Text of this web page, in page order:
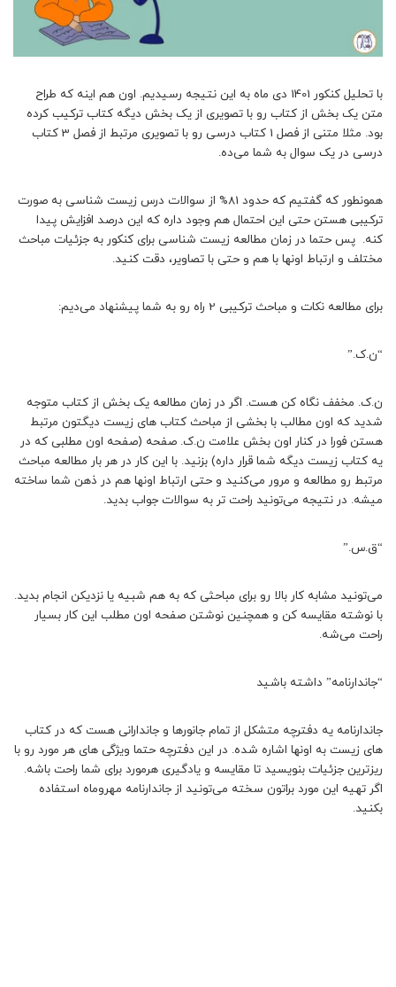
با تحلیل کنکور 1401 دی ماه به این نتیجه رسیدیم. اون هم اینه که طراح
متن یک بخش از کتاب رو با تصویری از یک بخش دیگه کتاب ترکیب کرده
بود. مثلا متنی از فصل 1 کتاب درسی رو با تصویری مرتبط از فصل 3 کتاب
درسی در یک سوال به شما می‌ده.
همونطور که گفتیم که حدود 81% از سوالات درس زیست شناسی به صورت
ترکیبی هستن حتی این احتمال هم وجود داره که این درصد افزایش پیدا
کنه. پس حتما در زمان مطالعه زیست شناسی برای کنکور به جزئیات مباحث
مختلف و ارتباط اونها با هم و حتی با تصاویر، دقت کنید.
برای مطالعه نکات و مباحث ترکیبی 2 راه رو به شما پیشنهاد می‌دیم:
“ن.ک.”
ن.ک. مخفف نگاه کن هست. اگر در زمان مطالعه یک بخش از کتاب متوجه
شدید که اون مطالب با بخشی از مباحث کتاب های زیست دیگتون مرتبط
هستن فورا در کنار اون بخش علامت ن.ک. صفحه (صفحه اون مطلبی که در
یه کتاب زیست دیگه شما قرار داره) بزنید. با این کار در هر بار مطالعه مباحث
مرتبط رو مطالعه و مرور می‌کنید و حتی ارتباط اونها هم در ذهن شما ساخته
میشه. در نتیجه می‌تونید راحت تر به سوالات جواب بدید.
“ق.س.”
می‌تونید مشابه کار بالا رو برای مباحثی که به هم شبیه یا نزدیکن انجام بدید.
با نوشته مقایسه کن و همچنین نوشتن صفحه اون مطلب این کار بسیار
راحت می‌شه.
“جاندارنامه” داشته باشید
جاندارنامه یه دفترچه متشکل از تمام جانورها و جاندارانی هست که در کتاب
های زیست به اونها اشاره شده. در این دفترچه حتما ویژگی های هر مورد رو با
ریزترین جزئیات بنویسید تا مقایسه و یادگیری هرمورد برای شما راحت باشه.
اگر تهیه این مورد براتون سخته می‌تونید از جاندارنامه مهروماه استفاده
بکنید.